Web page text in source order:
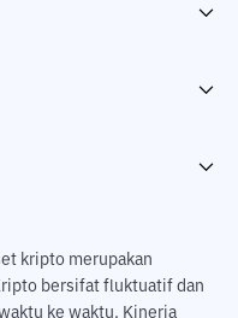
kripto merupakan
bersifat fluktuatif dan
ke waktu. Kinerja